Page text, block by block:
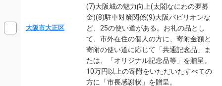
大阪市大正区
(7)大阪城の魅力向上(太閤なにわの夢募
金)(8)駐車対策関係(9)大阪パビリオンな
ど、25の使い道がある。お礼の品とし
て、市外在住の個人の方に、寄附金額と
寄附の使い道に応じて「共通記念品」ま
たは、「オリジナル記念品等」を贈呈。
10万円以上の寄附をいただいたすべての
方に「市長感謝状」を贈呈。